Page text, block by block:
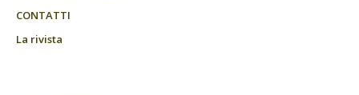
CONTATTI
La rivista